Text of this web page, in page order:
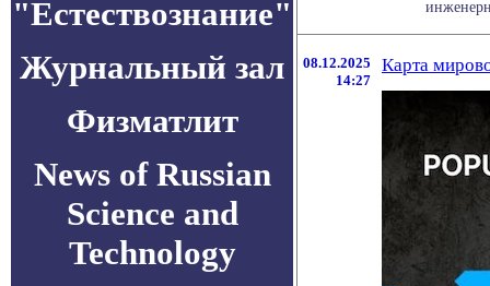
"Естествознание"
Журнальный зал
Физматлит
News of Russian
Science and
Technology
08.12.2025
14:27
Карта